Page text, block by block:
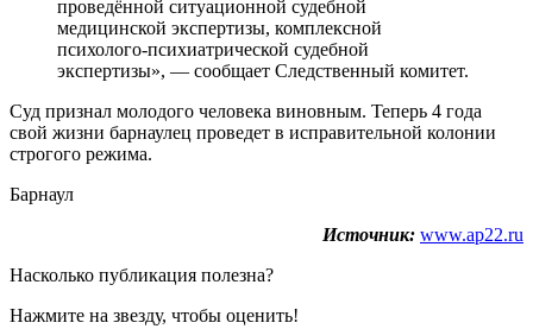
проведённой ситуационной судебной
медицинской экспертизы, комплексной
психолого-психиатрической судебной
экспертизы», — сообщает Следственный комитет.
Суд признал молодого человека виновным. Теперь 4 года
свой жизни барнаулец проведет в исправительной колонии
строгого режима.
Барнаул
Источник: www.ap22.ru
Насколько публикация полезна?
Нажмите на звезду, чтобы оценить!